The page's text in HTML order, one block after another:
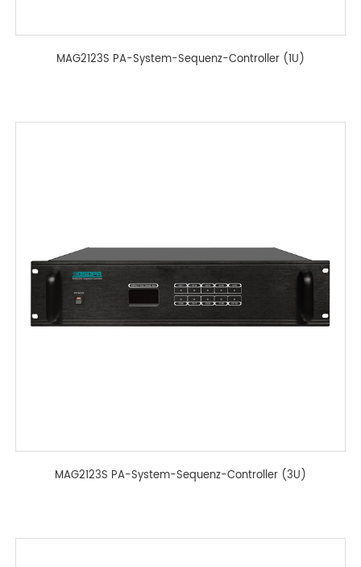
MAG2123S PA-System-Sequenz-Controller (1U)
MAG2123S PA-System-Sequenz-Controller (3U)